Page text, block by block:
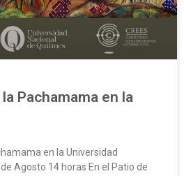
Pachamama en la
en la Universidad
Agosto 14 horas En el Patio de